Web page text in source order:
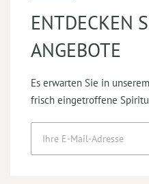
ENTDECKEN
ANGEBOTE
Es erwarten Sie in
frisch eingetroffene